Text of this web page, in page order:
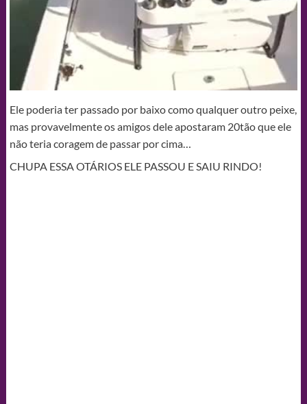
Ele poderia ter passado por baixo como qualquer outro peixe,
mas provavelmente os amigos dele apostaram 20tão que ele
não teria coragem de passar por cima…
CHUPA ESSA OTÁRIOS ELE PASSOU E SAIU RINDO!